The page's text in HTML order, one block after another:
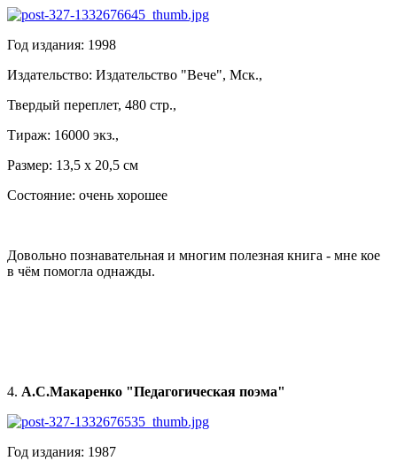
Год издания: 1998
Издательство: Издательство "Вече", Мск.,
Твердый переплет, 480 стр.,
Тираж: 16000 экз.,
Размер: 13,5 х 20,5 см
Состояние: очень хорошее
Довольно познавательная и многим полезная книга - мне кое
в чём помогла однажды.
4. А.С.Макаренко "Педагогическая поэма"
Год издания: 1987